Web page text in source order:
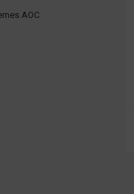
AOC